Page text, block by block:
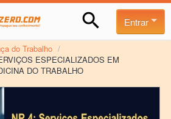
Entrar
do Trabalho /
ESPECIALIZADOS EM
DO TRABALHO